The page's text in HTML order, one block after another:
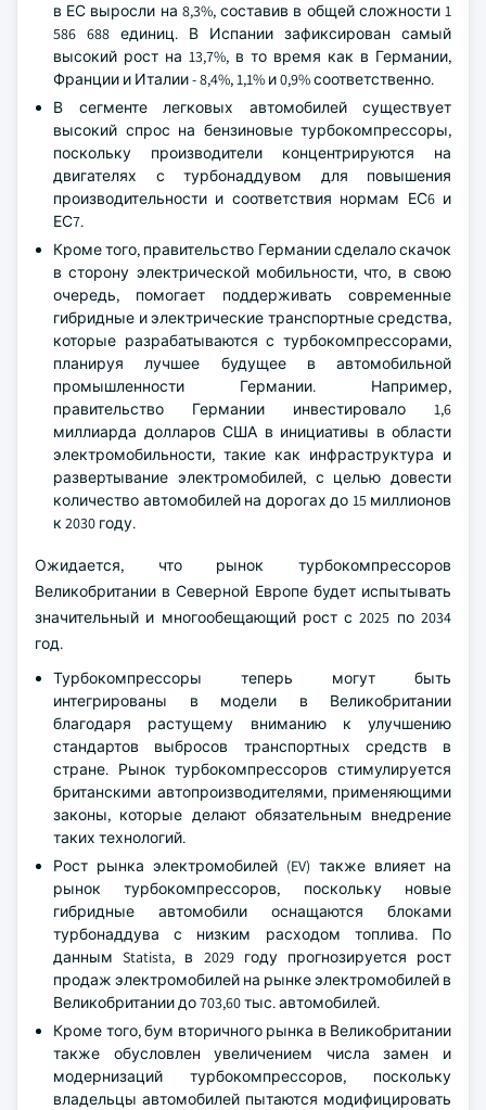
в ЕС выросли на 8,3%, составив в общей сложности 1
586 688 единиц. В Испании зафиксирован самый
высокий рост на 13,7%, в то время как в Германии,
Франции и Италии - 8,4%, 1,1% и 0,9% соответственно.
В сегменте легковых автомобилей существует
высокий спрос на бензиновые турбокомпрессоры,
поскольку производители концентрируются на
двигателях с турбонаддувом для повышения
производительности и соответствия нормам ЕС6 и
ЕС7.
Кроме того, правительство Германии сделало скачок
в сторону электрической мобильности, что, в свою
очередь, помогает поддерживать современные
гибридные и электрические транспортные средства,
которые разрабатываются с турбокомпрессорами,
планируя лучшее будущее в автомобильной
промышленности Германии. Например,
правительство Германии инвестировало 1,6
миллиарда долларов США в инициативы в области
электромобильности, такие как инфраструктура и
развертывание электромобилей, с целью довести
количество автомобилей на дорогах до 15 миллионов
к 2030 году.
Ожидается, что рынок турбокомпрессоров
Великобритании в Северной Европе будет испытывать
значительный и многообещающий рост с 2025 по 2034
год.
Турбокомпрессоры теперь могут быть
интегрированы в модели в Великобритании
благодаря растущему вниманию к улучшению
стандартов выбросов транспортных средств в
стране. Рынок турбокомпрессоров стимулируется
британскими автопроизводителями, применяющими
законы, которые делают обязательным внедрение
таких технологий.
Рост рынка электромобилей (EV) также влияет на
рынок турбокомпрессоров, поскольку новые
гибридные автомобили оснащаются блоками
турбонаддува с низким расходом топлива. По
данным Statista, в 2029 году прогнозируется рост
продаж электромобилей на рынке электромобилей в
Великобритании до 703,60 тыс. автомобилей.
Кроме того, бум вторичного рынка в Великобритании
также обусловлен увеличением числа замен и
модернизаций турбокомпрессоров, поскольку
владельцы автомобилей пытаются модифицировать